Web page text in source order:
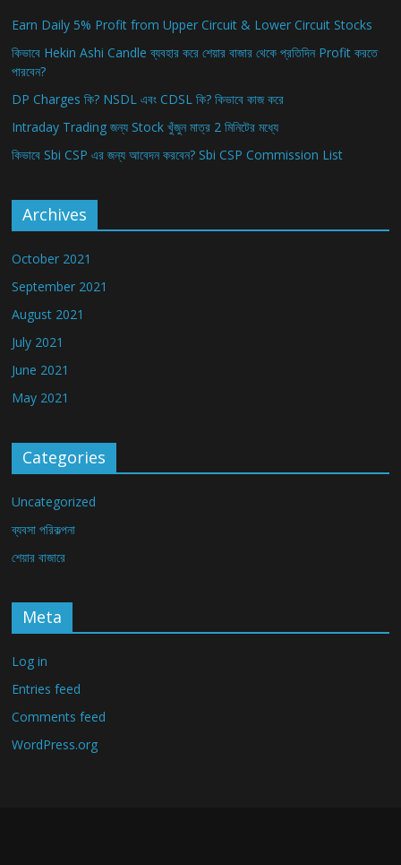
Earn Daily 5% Profit from Upper Circuit & Lower Circuit Stocks
কিভাবে Hekin Ashi Candle ব্যবহার করে শেয়ার বাজার থেকে প্রতিদিন Profit করতে
পারবেন?
DP Charges কি? NSDL এবং CDSL কি? কিভাবে কাজ করে
Intraday Trading জন্য Stock খুঁজুন মাত্র 2 মিনিটের মধ্যে
কিভাবে Sbi CSP এর জন্য আবেদন করবেন? Sbi CSP Commission List
Archives
October 2021
September 2021
August 2021
July 2021
June 2021
May 2021
Categories
Uncategorized
ব্যবসা পরিকল্পনা
শেয়ার বাজারে
Meta
Log in
Entries feed
Comments feed
WordPress.org